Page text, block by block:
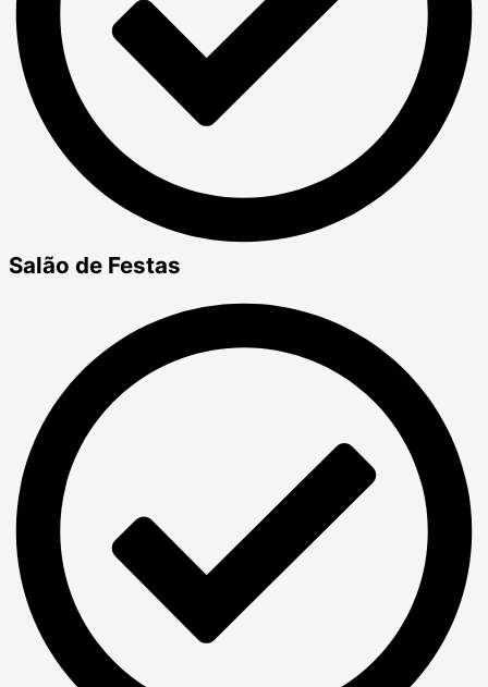
Salão de Festas